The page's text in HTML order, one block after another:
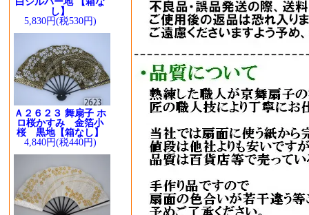
し】
5,830円(税530円)
Ａ２６２３ 舞扇子 ホ
ロ桜かすみ 金箔小
桜 黒地【箱なし】
4,840円(税440円)